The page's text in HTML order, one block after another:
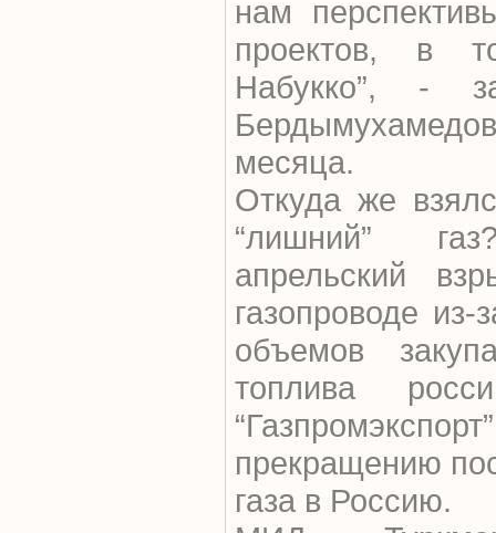
нам
проектов, в
Набукко”, -
месяца.
Откуда же
“лишний”
апрельский
газопроводе из-
объемов
топлива
прекращению
газа в Россию.